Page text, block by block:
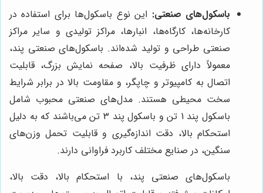
باسکول‌های صنعتی: این نوع باسکول‌ها برای استفاده در
کارخانه‌ها، کارگاه‌ها، انبارها، مراکز تولیدی و سایر مراکز
صنعتی طراحی و تولید شده‌اند. باسکول‌های صنعتی پند،
معمولاً دارای ظرفیت بالا، صفحه نمایش بزرگ، قابلیت
اتصال به کامپیوتر و چاپگر، و مقاومت بالا در برابر شرایط
سخت محیطی هستند. مدل‌های صنعتی محبوب شامل
باسکول پند 1 تن و باسکول پند 3 تن می‌باشند که به دلیل
استحکام بالا، دقت اندازه‌گیری و قابلیت تحمل وزن‌های
سنگین، در صنایع مختلف کاربرد فراوانی دارند.
باسکول‌های صنعتی پند، با استحکام بالا، دقت بالا،